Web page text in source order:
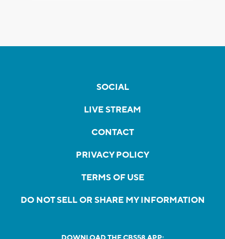
SOCIAL
LIVE STREAM
CONTACT
PRIVACY POLICY
TERMS OF USE
DO NOT SELL OR SHARE MY INFORMATION